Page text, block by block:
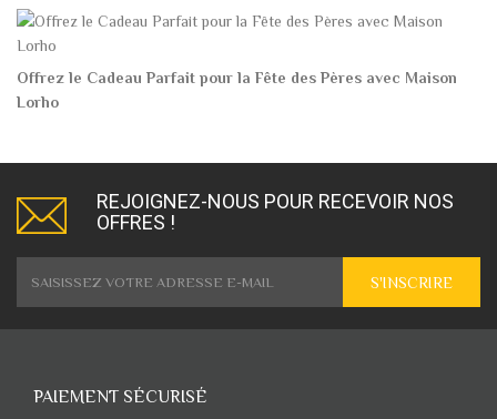
Offrez le Cadeau Parfait pour la Fête des Pères avec Maison
Lorho
REJOIGNEZ-NOUS POUR RECEVOIR NOS
OFFRES !
S'INSCRIRE
PAIEMENT SÉCURISÉ